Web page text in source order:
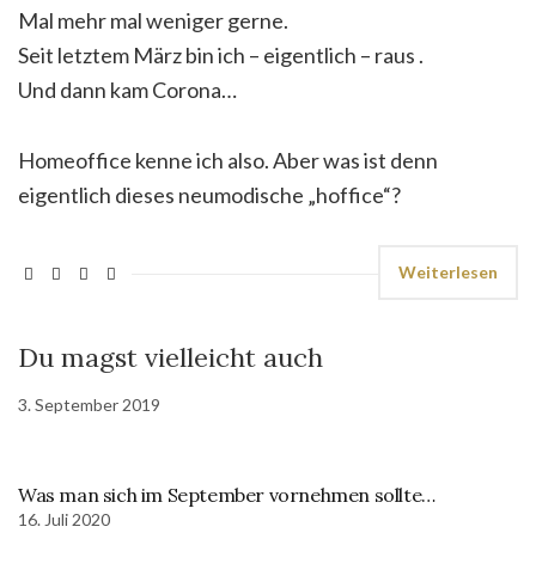
Mal mehr mal weniger gerne.
Seit letztem März bin ich – eigentlich – raus .
Und dann kam Corona…
Homeoffice kenne ich also. Aber was ist denn
eigentlich dieses neumodische „hoffice“?
Weiterlesen
Du magst vielleicht auch
3. September 2019
Was man sich im September vornehmen sollte…
16. Juli 2020